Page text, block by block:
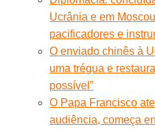
Ucrânia e em
pacificadores e
O enviado chinês à
uma trégua e
possível”
O Papa Francisco
audiência, começa